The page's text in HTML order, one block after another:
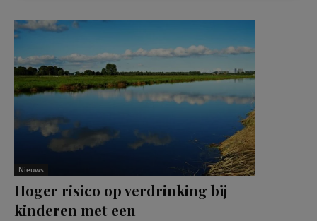
Nieuws
Hoger risico op verdrinking bij
kinderen met een